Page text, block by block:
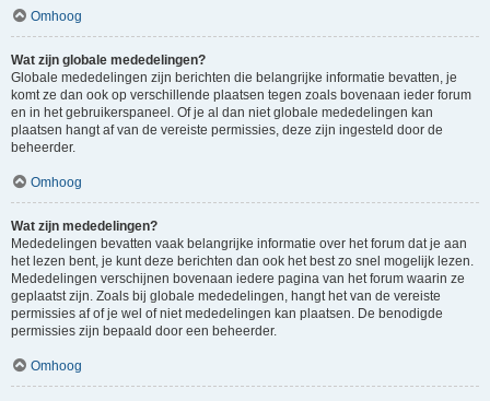
Omhoog
Wat zijn globale mededelingen?
Globale mededelingen zijn berichten die belangrijke informatie bevatten, je
komt ze dan ook op verschillende plaatsen tegen zoals bovenaan ieder forum
en in het gebruikerspaneel. Of je al dan niet globale mededelingen kan
plaatsen hangt af van de vereiste permissies, deze zijn ingesteld door de
beheerder.
Omhoog
Wat zijn mededelingen?
Mededelingen bevatten vaak belangrijke informatie over het forum dat je aan
het lezen bent, je kunt deze berichten dan ook het best zo snel mogelijk lezen.
Mededelingen verschijnen bovenaan iedere pagina van het forum waarin ze
geplaatst zijn. Zoals bij globale mededelingen, hangt het van de vereiste
permissies af of je wel of niet mededelingen kan plaatsen. De benodigde
permissies zijn bepaald door een beheerder.
Omhoog